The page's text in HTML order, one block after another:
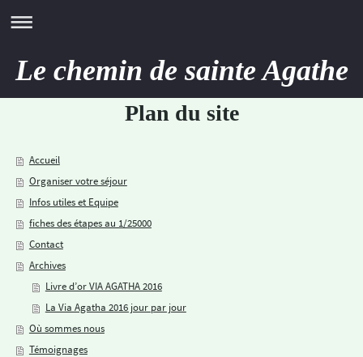
Le chemin de sainte Agathe
Plan du site
Accueil
Organiser votre séjour
Infos utiles et Equipe
fiches des étapes au 1/25000
Contact
Archives
Livre d’or VIA AGATHA 2016
La Via Agatha 2016 jour par jour
Où sommes nous
Témoignages